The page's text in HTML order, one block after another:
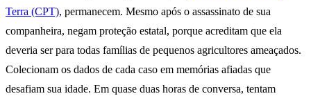
Terra (CPT), permanecem. Mesmo após o assassinato de sua
companheira, negam proteção estatal, porque acreditam que ela
deveria ser para todas famílias de pequenos agricultores ameaçados.
Colecionam os dados de cada caso em memórias afiadas que
desafiam sua idade. Em quase duas horas de conversa, tentam